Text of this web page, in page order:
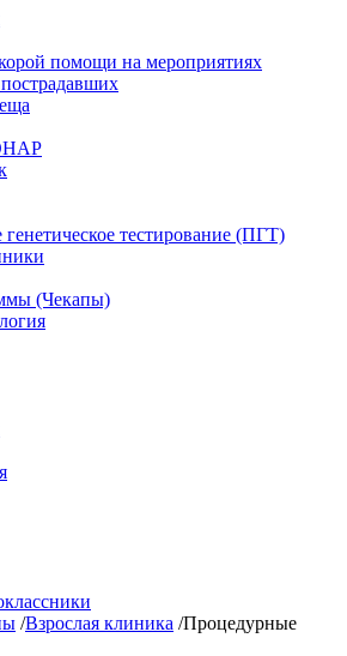
помощи на мероприятиях
тестирование (ПГТ)
(Чекапы)
/Взрослая клиника /Процедурные